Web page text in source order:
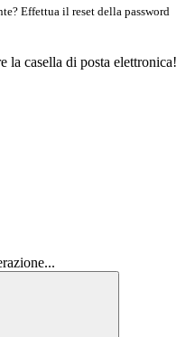
Effettua il reset della password
la casella di posta elettronica!